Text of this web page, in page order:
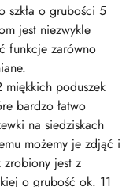
szkła o grubości 5
jest niezwykle
funkcje zarówno
miękkich poduszek
bardzo łatwo
na siedziskach
możemy je zdjąć i
zrobiony jest z
o grubość ok. 11